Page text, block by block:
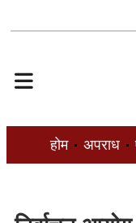
होम अपराध